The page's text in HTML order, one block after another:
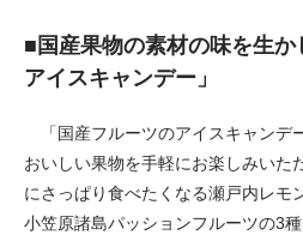
■国産果物の素材の味を生
アイスキャンデー」
「国産フルーツのアイスキャン
おいしい果物を手軽にお楽しみいた
にさっぱり食べたくなる瀬戸内レモ
小笠原諸島パッションフルーツの3